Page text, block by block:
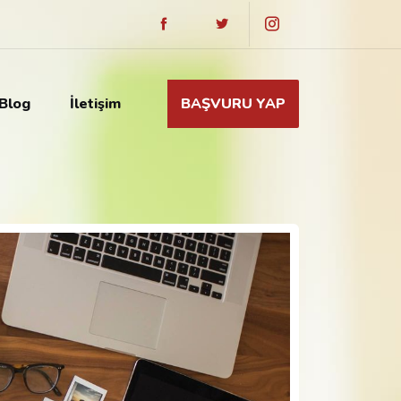
İletişim BAŞVURU YAP